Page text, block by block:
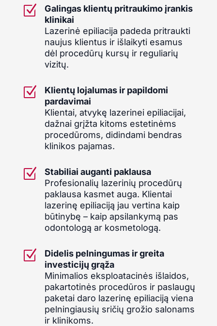
Z
Galingas klientų pritraukimo įrankis
klinikai
Lazerinė epiliacija padeda pritraukti
naujus klientus ir išlaikyti esamus
dėl procedūrų kursų ir reguliarių
vizitų.
Z
Klientų lojalumas ir papildomi
pardavimai
Klientai, atvykę lazerinei epiliacijai,
dažnai grįžta kitoms estetinėms
procedūroms, didindami bendras
klinikos pajamas.
Z
Stabiliai auganti paklausa
Profesionalių lazerinių procedūrų
paklausa kasmet auga. Klientai
lazerinę epiliaciją jau vertina kaip
būtinybę – kaip apsilankymą pas
odontologą ar kosmetologą.
Z
Didelis pelningumas ir greita
investicijų grąža
Minimalios eksploatacinės išlaidos,
pakartotinės procedūros ir paslaugų
paketai daro lazerinę epiliaciją viena
pelningiausių sričių grožio salonams
ir klinikoms.